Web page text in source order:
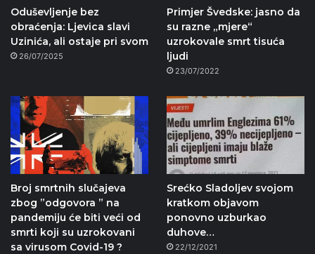
Oduševljenje bez
obraćenja: Ljevica slavi
Uzinića, ali ostaje pri svom
26/07/2025
Primjer Švedske: jasno da
su razne „mjere“
uzrokovale smrt tisuća
ljudi
23/07/2022
Broj smrtnih slučajeva
zbog ”odgovora ” na
pandemiju će biti veći od
smrti koji su uzrokovani
sa virusom Covid-19 ?
Srećko Sladoljev svojom
kratkom objavom
ponovno uzburkao
duhove…
22/12/2021